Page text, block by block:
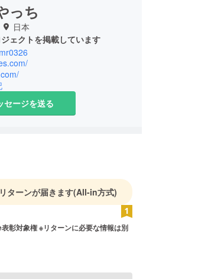
っち
日本
ェクトを掲載しています
セージを送る
ターンが届きます(All-in方式)
に必要な情報は別